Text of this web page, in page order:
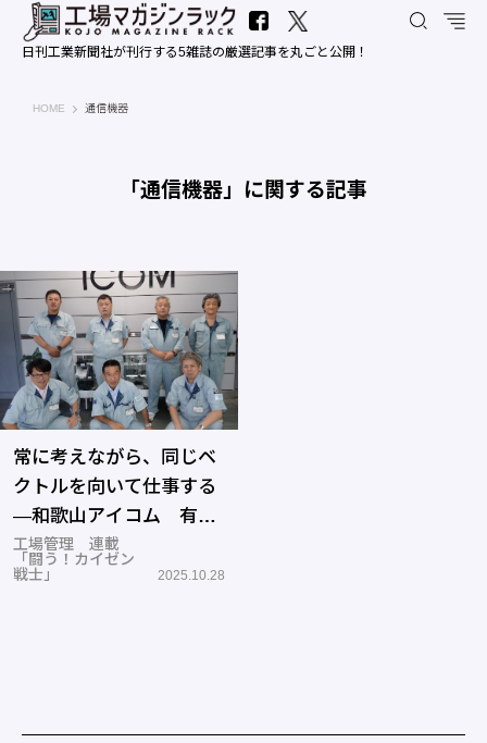
日刊工業新聞社が刊行する5雑誌の厳選記事を丸ごと公開！
HOME 工場マガジンラック｜日刊工業新聞社
通信機器
「通信機器」に関する記事
常に考えながら、同じベ
クトルを向いて仕事する
―和歌山アイコム 有田
工場
工場管理 連載
「闘う！カイゼン
戦士」
2025.10.28